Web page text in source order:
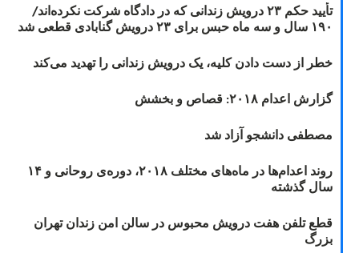
تأیید حکم ۲۳ درویش زندانی که در دادگاه شرکت نکرده‌اند/
۱۹۰ سال و سه ماه حبس برای ۲۳ درویش گنابادی قطعی شد
خطر از دست دادن کلیه، یک درویش زندانی را تهدید می‌کند
گزارش اعدام ۲۰۱۸: قصاص و بخشش
مصطفی دانشجو آزاد شد
روند اعدام‌ها در ماه‌های مختلف ۲۰۱۸، دوره‌ی روحانی و ۱۴
سال گذشته
قطع تلفن هفت درویش محبوس در سالن امن زندان تهران
بزرگ